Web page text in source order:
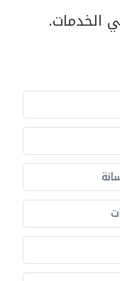
الخدمات.